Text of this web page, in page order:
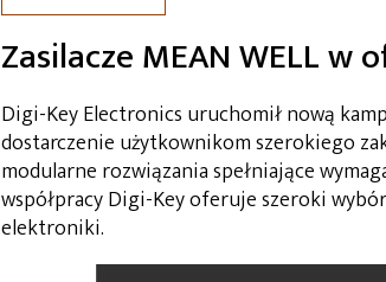
Zasilacze MEAN WELL w
Digi-Key Electronics uruchomił nową
dostarczenie użytkownikom szerokiego
modularne rozwiązania spełniające
współpracy Digi-Key oferuje szeroki
elektroniki.